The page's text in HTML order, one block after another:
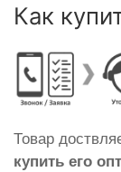
Как
Товар
купить его